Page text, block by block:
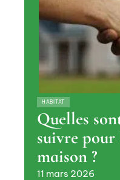
HABITAT
Quelles
suivre pour
maison ?
11 mars 2026